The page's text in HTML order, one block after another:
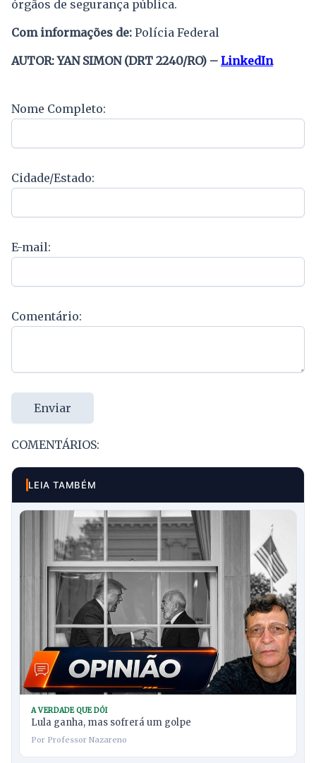
órgãos de segurança pública.
Com informações de: Polícia Federal
AUTOR: YAN SIMON (DRT 2240/RO) – LinkedIn
Nome Completo:
Cidade/Estado:
E-mail:
Comentário:
Enviar
COMENTÁRIOS:
LEIA TAMBÉM
A VERDADE QUE DÓI
Lula ganha, mas sofrerá um golpe
Por Professor Nazareno